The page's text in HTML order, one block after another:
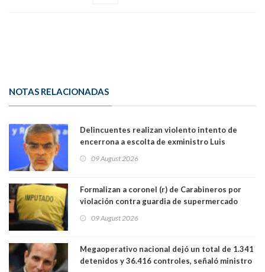
NOTAS RELACIONADAS
Delincuentes realizan violento intento de
encerrona a escolta de exministro Luis
Lo Espejo
09 August 2026
Formalizan a coronel (r) de Carabineros por
violación contra guardia de supermercado
09 August 2026
Megaoperativo nacional dejó un total de 1.341
detenidos y 36.416 controles, señaló ministro